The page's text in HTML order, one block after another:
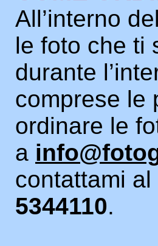
All’interno
le foto che ti
durante
comprese le
ordinare le
a
contattami al
5344110.